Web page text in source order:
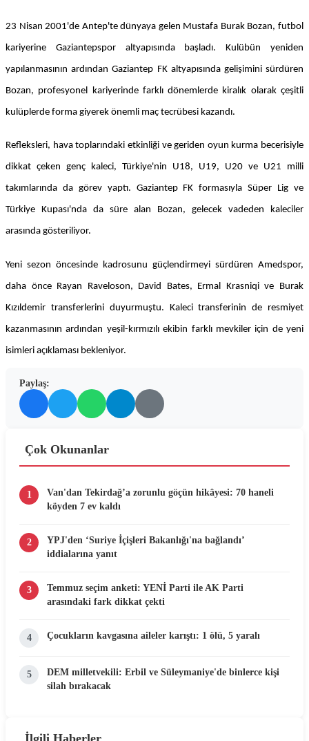
23 Nisan 2001'de Antep'te dünyaya gelen Mustafa Burak Bozan, futbol
kariyerine Gaziantepspor altyapısında başladı. Kulübün yeniden
yapılanmasının ardından Gaziantep FK altyapısında gelişimini sürdüren
Bozan, profesyonel kariyerinde farklı dönemlerde kiralık olarak çeşitli
kulüplerde forma giyerek önemli maç tecrübesi kazandı.
Refleksleri, hava toplarındaki etkinliği ve geriden oyun kurma becerisiyle
dikkat çeken genç kaleci, Türkiye'nin U18, U19, U20 ve U21 milli
takımlarında da görev yaptı. Gaziantep FK formasıyla Süper Lig ve
Türkiye Kupası'nda da süre alan Bozan, gelecek vadeden kaleciler
arasında gösteriliyor.
Yeni sezon öncesinde kadrosunu güçlendirmeyi sürdüren Amedspor,
daha önce Rayan Raveloson, David Bates, Ermal Krasniqi ve Burak
Kızıldemir transferlerini duyurmuştu. Kaleci transferinin de resmiyet
kazanmasının ardından yeşil-kırmızılı ekibin farklı mevkiler için de yeni
isimleri açıklaması bekleniyor.
Paylaş:
Çok Okunanlar
1
Van'dan Tekirdağ’a zorunlu göçün hikâyesi: 70 haneli
köyden 7 ev kaldı
2
YPJ'den ‘Suriye İçişleri Bakanlığı'na bağlandı’
iddialarına yanıt
3
Temmuz seçim anketi: YENİ Parti ile AK Parti
arasındaki fark dikkat çekti
4 Çocukların kavgasına aileler karıştı: 1 ölü, 5 yaralı
5
DEM milletvekili: Erbil ve Süleymaniye'de binlerce kişi
silah bırakacak